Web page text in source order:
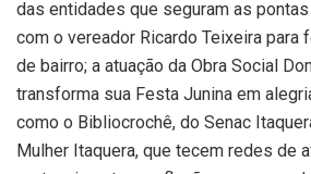
das entidades que seguram as
com o vereador Ricardo Teixeira para
de bairro; a atuação da Obra Social
transforma sua Festa Junina em
como o Bibliocrochê, do Senac
Mulher Itaquera, que tecem redes de